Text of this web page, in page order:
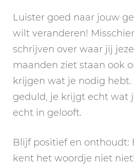
Luister goed naar jouw
wilt veranderen!
schrijven over waar jij
maanden ziet staan ook
krijgen wat je nodig
geduld, je krijgt echt wat
echt in gelooft.
Blijf positief en onthoudt:
kent het woordje niet